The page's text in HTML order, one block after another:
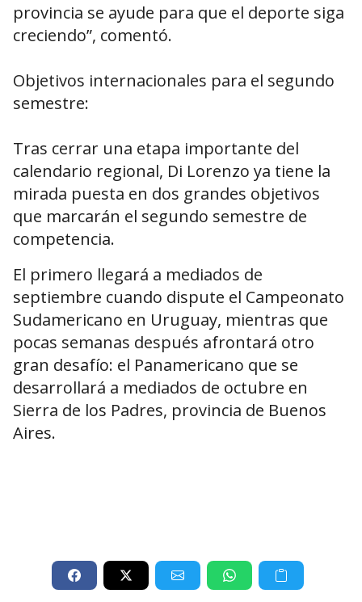
provincia se ayude para que el deporte siga
creciendo”, comentó.
Objetivos internacionales para el segundo
semestre:
Tras cerrar una etapa importante del
calendario regional, Di Lorenzo ya tiene la
mirada puesta en dos grandes objetivos
que marcarán el segundo semestre de
competencia.
El primero llegará a mediados de
septiembre cuando dispute el Campeonato
Sudamericano en Uruguay, mientras que
pocas semanas después afrontará otro
gran desafío: el Panamericano que se
desarrollará a mediados de octubre en
Sierra de los Padres, provincia de Buenos
Aires.